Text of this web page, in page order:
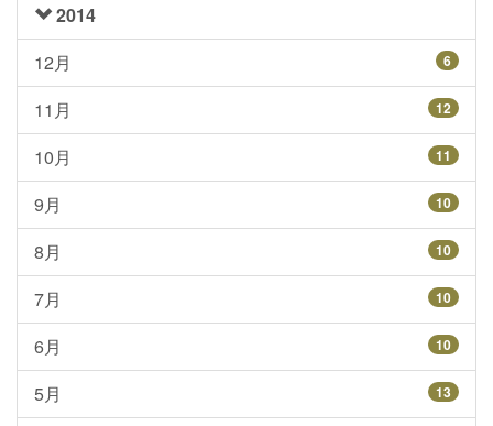
2014
12月
6
11月 12
10月 11
9月 10
8月 10
7月 10
6月 10
5月 13